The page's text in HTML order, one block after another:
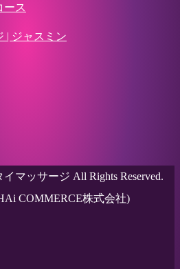
ース
| ジャスミン
マッサージ All Rights Reserved.
COMMERCE株式会社)